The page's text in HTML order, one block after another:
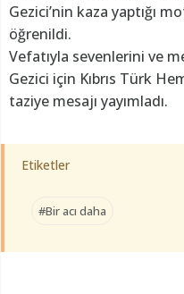
Gezici’nin kaza yaptığı
öğrenildi.
Vefatıyla sevenlerini ve
Gezici için Kıbrıs Türk
taziye mesajı yayımladı.
Etiketler
#Bir acı daha